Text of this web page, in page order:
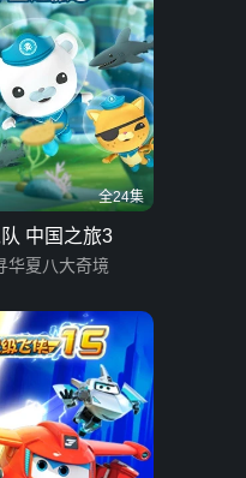
全24集
中国之旅3
华夏八大奇境